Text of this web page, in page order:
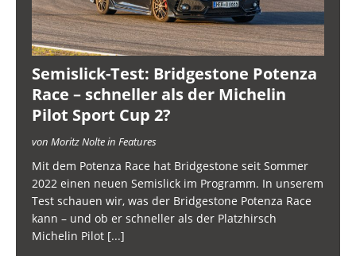
Semislick-Test: Bridgestone Potenza
Race – schneller als der Michelin
Pilot Sport Cup 2?
von Moritz Nolte in Features
Mit dem Potenza Race hat Bridgestone seit Sommer
2022 einen neuen Semislick im Programm. In unserem
Test schauen wir, was der Bridgestone Potenza Race
kann – und ob er schneller als der Platzhirsch
Michelin Pilot [...]